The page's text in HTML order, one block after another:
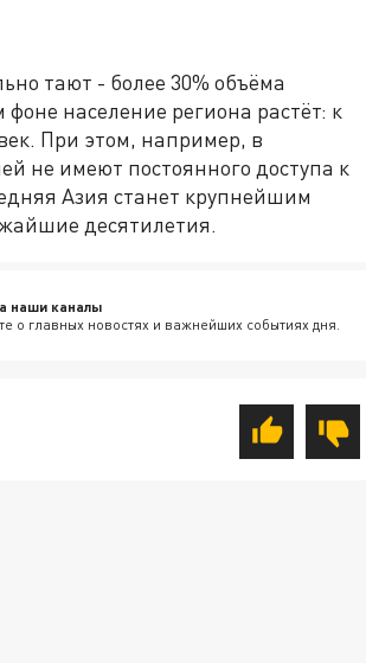
тают - более 30% объёма
население региона растёт: к
При этом, например, в
не имеют постоянного доступа к
Азия станет крупнейшим
десятилетия.
наши каналы
о главных новостях и важнейших событиях дня.